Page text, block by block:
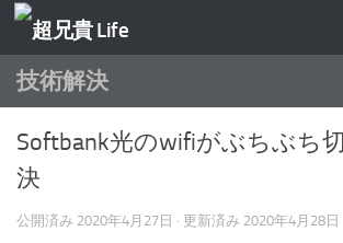
コンテンツへスキップ
技術解決
Softbank光のwifiがぶちぶち
決
公開済み 2020年4月27日 · 更新済み 2020年4月28日